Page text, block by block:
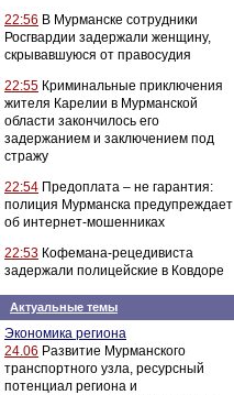
22:56 В Мурманске сотрудники
Росгвардии задержали женщину,
скрывавшуюся от правосудия
22:55 Криминальные приключения
жителя Карелии в Мурманской
области закончилось его
задержанием и заключением под
стражу
22:54 Предоплата – не гарантия:
полиция Мурманска предупреждает
об интернет-мошенниках
22:53 Кофемана-рецедивиста
задержали полицейские в Ковдоре
Актуальные темы
Экономика региона
24.06 Развитие Мурманского
транспортного узла, ресурсный
потенциал региона и